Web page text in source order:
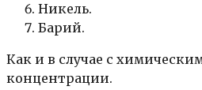
Никель.
Барий.
Как и в случае с
концентрации.